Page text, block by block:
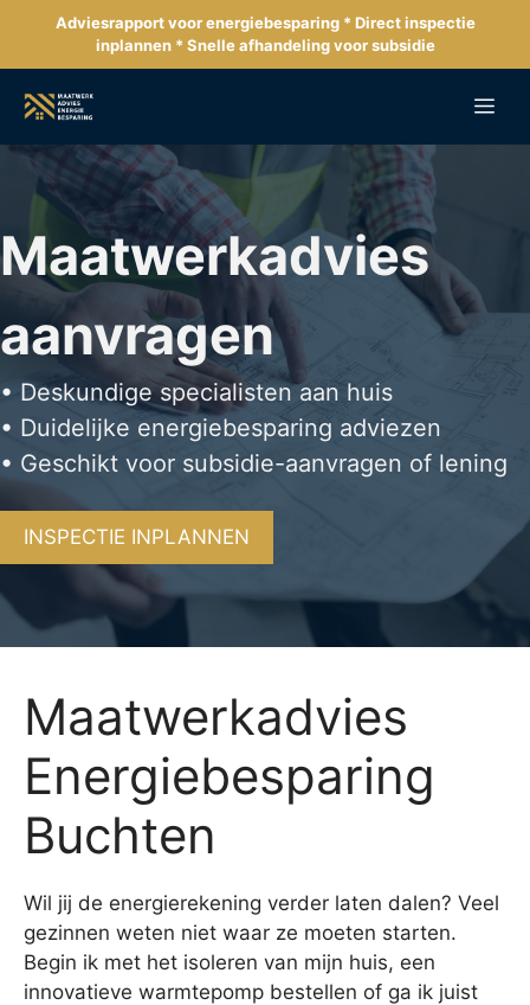
de
inhoud
Adviesrapport voor energiebesparing * Direct inspectie
inplannen * Snelle afhandeling voor subsidie
Maatwerkadvies
aanvragen
• Deskundige specialisten aan huis
• Duidelijke energiebesparing adviezen
• Geschikt voor subsidie-aanvragen of lening
INSPECTIE INPLANNEN
Maatwerkadvies
Energiebesparing
Buchten
Wil jij de energierekening verder laten dalen? Veel
gezinnen weten niet waar ze moeten starten.
Begin ik met het isoleren van mijn huis, een
innovatieve warmtepomp bestellen of ga ik juist